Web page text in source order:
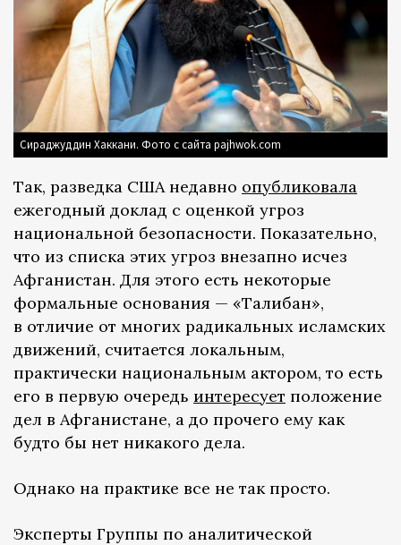
Сираджуддин Хаккани. Фото с сайта pajhwok.com
Так, разведка США недавно опубликовала
ежегодный доклад с оценкой угроз
национальной безопасности. Показательно,
что из списка этих угроз внезапно исчез
Афганистан. Для этого есть некоторые
формальные основания — «Талибан»,
в отличие от многих радикальных исламских
движений, считается локальным,
практически национальным актором, то есть
его в первую очередь интересует положение
дел в Афганистане, а до прочего ему как
будто бы нет никакого дела.
Однако на практике все не так просто.
Эксперты Группы по аналитической